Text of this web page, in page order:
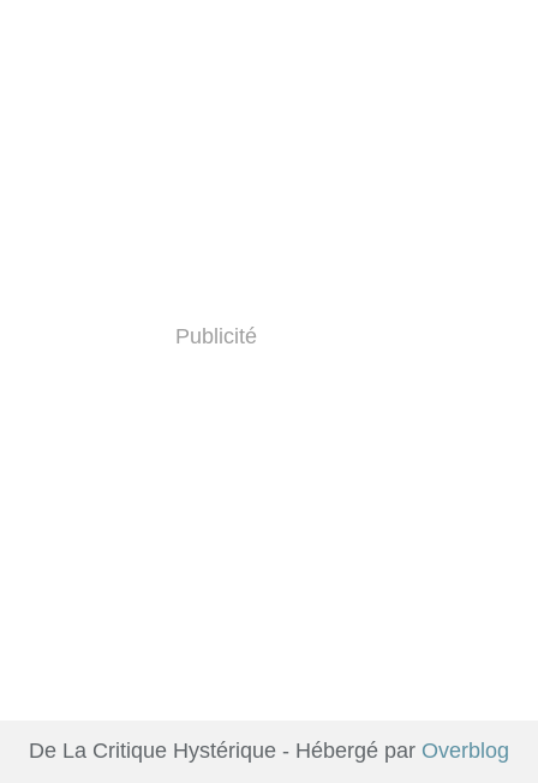
Publicité
De La Critique Hystérique - Hébergé par Overblog